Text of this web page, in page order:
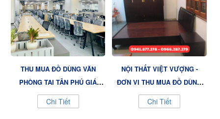
THU MUA ĐỒ DÙNG VĂN
PHÒNG TẠI TÂN PHÚ GIÁ
CAO
Chi Tiết
NỘI THẤT VIỆT VƯỢNG -
ĐƠN VỊ THU MUA ĐỒ DÙNG
KHÁCH SẠN QUẬN 11 UY TÍN
Chi Tiết